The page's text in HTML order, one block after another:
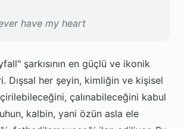
have my heart
şarkısının en güçlü ve ikonik
Dışsal her şeyin, kimliğin ve kişisel
çalınabileceğini kabul
kalbin, yani özün asla ele